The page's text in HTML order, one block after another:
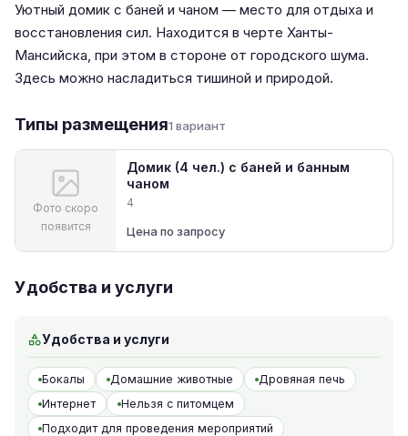
Уютный домик с баней и чаном — место для отдыха и
восстановления сил. Находится в черте Ханты-
Мансийска, при этом в стороне от городского шума.
Здесь можно насладиться тишиной и природой.
Типы размещения1 вариант
Фото скоро
появится
Домик (4 чел.) с баней и банным
чаном
4
Цена по запросу
Удобства и услуги
Удобства и услуги
Бокалы Домашние животные
Дровяная печь
Интернет
Нельзя с питомцем
Подходит для проведения мероприятий